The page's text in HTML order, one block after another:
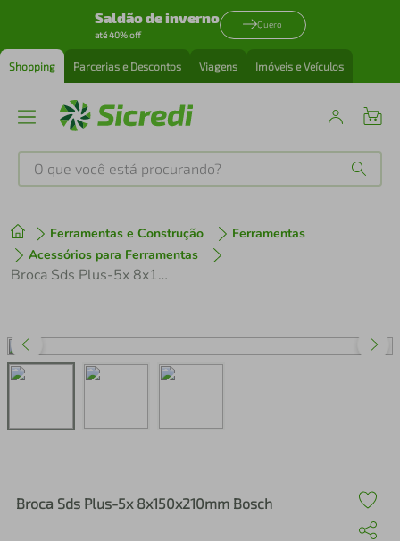
Saldão de inverno
até 40% off
Quero
Shopping Parcerias e Descontos Viagens Imóveis e Veículos
O que você está procurando?
Ferramentas e Construção
Ferramentas
Acessórios para Ferramentas
Broca Sds Plus-5x 8x150x210mm Bosch
Broca Sds Plus-5x 8x150x210mm Bosch
1º tenis